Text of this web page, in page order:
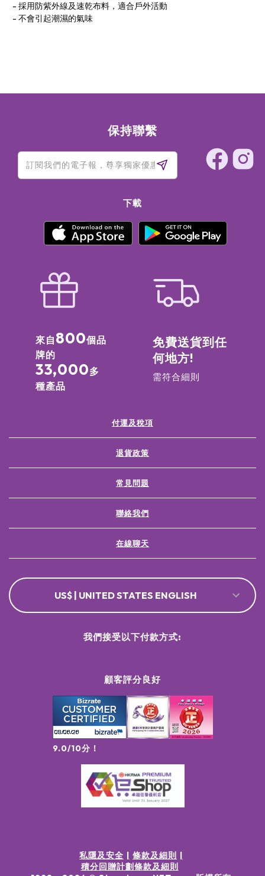
採用防紫外線及速乾布料，適合戶外活動
不會引起潮濕的氣味
保持聯繫
下載
來自 800個品
牌的
33,000多
種產品
免費送貨到任
何地方!
需符合細則
付運及稅項
退貨政策
常見問題
聯絡我們
在線聊天
US$ | UNITED STATES ENGLISH
顧客評分良好
9.0/10分！
我們接受以下付款方式:
私隱及安全
條款及細則
積分回贈計劃條款及細則